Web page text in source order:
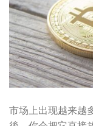
市场上出现越来越